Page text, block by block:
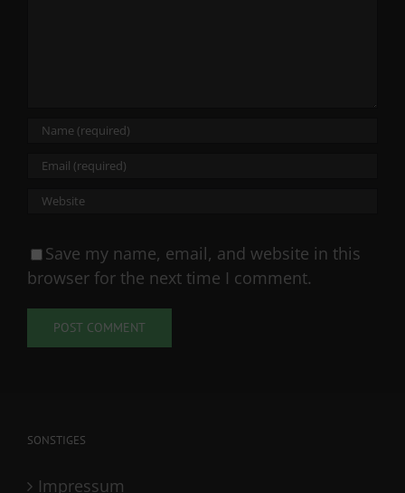
Save my name, email, and website in this
browser for the next time I comment.
SONSTIGES
Impressum